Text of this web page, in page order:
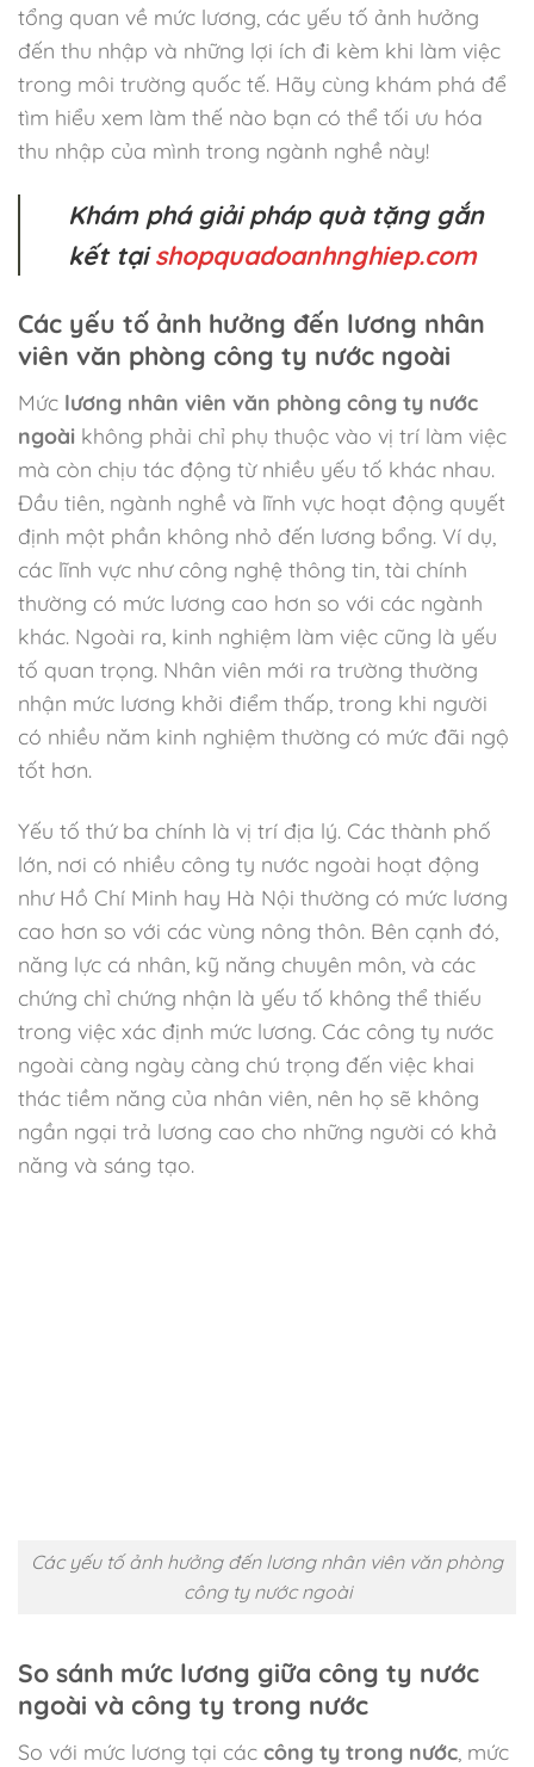
tổng quan về mức lương, các yếu tố ảnh hưởng
đến thu nhập và những lợi ích đi kèm khi làm việc
trong môi trường quốc tế. Hãy cùng khám phá để
tìm hiểu xem làm thế nào bạn có thể tối ưu hóa
thu nhập của mình trong ngành nghề này!
Khám phá giải pháp quà tặng gắn
kết tạishopquadoanhnghiep.com
Các yếu tố ảnh hưởng đến lương nhân
viên văn phòng công ty nước ngoài
Mức lương nhân viên văn phòng công ty nước
ngoài không phải chỉ phụ thuộc vào vị trí làm việc
mà còn chịu tác động từ nhiều yếu tố khác nhau.
Đầu tiên, ngành nghề và lĩnh vực hoạt động quyết
định một phần không nhỏ đến lương bổng. Ví dụ,
các lĩnh vực như công nghệ thông tin, tài chính
thường có mức lương cao hơn so với các ngành
khác. Ngoài ra, kinh nghiệm làm việc cũng là yếu
tố quan trọng. Nhân viên mới ra trường thường
nhận mức lương khởi điểm thấp, trong khi người
có nhiều năm kinh nghiệm thường có mức đãi ngộ
tốt hơn.
Yếu tố thứ ba chính là vị trí địa lý. Các thành phố
lớn, nơi có nhiều công ty nước ngoài hoạt động
như Hồ Chí Minh hay Hà Nội thường có mức lương
cao hơn so với các vùng nông thôn. Bên cạnh đó,
năng lực cá nhân, kỹ năng chuyên môn, và các
chứng chỉ chứng nhận là yếu tố không thể thiếu
trong việc xác định mức lương. Các công ty nước
ngoài càng ngày càng chú trọng đến việc khai
thác tiềm năng của nhân viên, nên họ sẽ không
ngần ngại trả lương cao cho những người có khả
năng và sáng tạo.
Các yếu tố ảnh hưởng đến lương nhân viên văn phòng
công ty nước ngoài
So sánh mức lương giữa công ty nước
ngoài và công ty trong nước
So với mức lương tại các công ty trong nước , mức